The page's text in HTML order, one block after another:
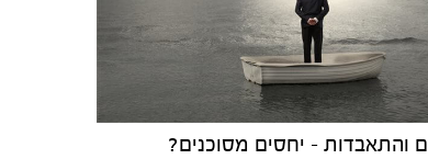
והתאבדות - יחסים מסוכנים?